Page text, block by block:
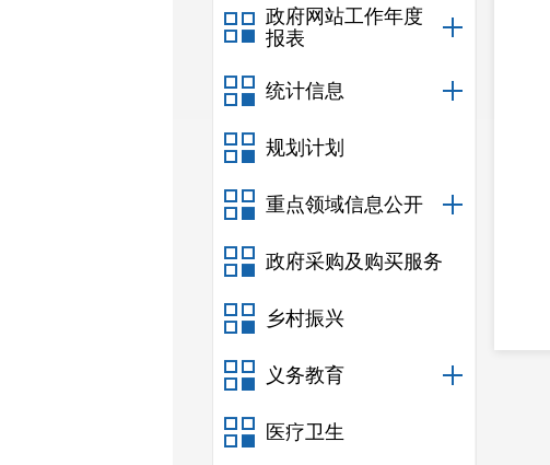
政府网站工作年度
报表
统计信息
规划计划
重点领域信息公开
政府采购及购买服务
乡村振兴
义务教育
医疗卫生